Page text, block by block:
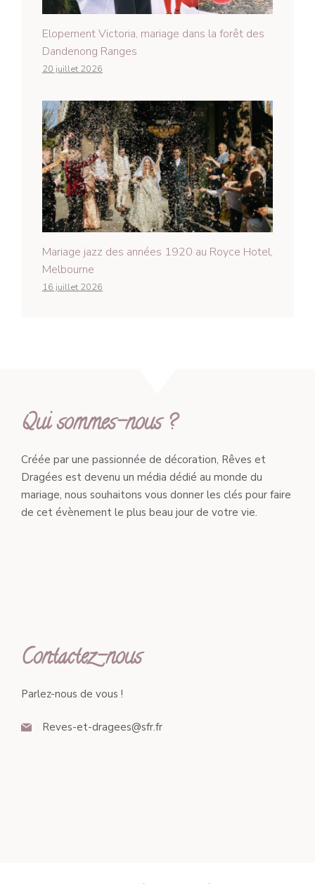
Elopement Victoria, mariage dans la forêt des
Dandenong Ranges
20 juillet 2026
Mariage jazz des années 1920 au Royce Hotel,
Melbourne
16 juillet 2026
Qui sommes-nous ?
Créée par une passionnée de décoration, Rêves et
Dragées est devenu un média dédié au monde du
mariage, nous souhaitons vous donner les clés pour faire
de cet évènement le plus beau jour de votre vie.
Contactez-nous
Parlez-nous de vous !
Reves-et-dragees@sfr.fr